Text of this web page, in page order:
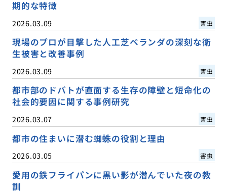
期的な特徴
2026.03.09 害虫
現場のプロが目撃した人工芝ベランダの深刻な衛
生被害と改善事例
2026.03.09 害虫
都市部のドバトが直面する生存の障壁と短命化の
社会的要因に関する事例研究
2026.03.07 害虫
都市の住まいに潜む蜘蛛の役割と理由
2026.03.05 害虫
愛用の鉄フライパンに黒い影が潜んでいた夜の教
訓